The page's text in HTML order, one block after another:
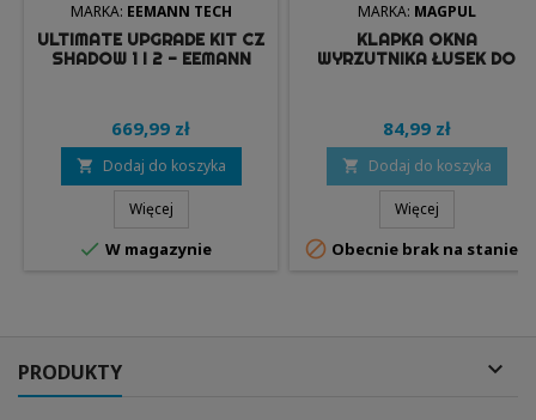
MARKA: EEMANN TECH
ULTIMATE UPGRADE KIT CZ
SHADOW 1 I 2 - EEMANN
669,99 zł
 Dodaj do koszyka
Więcej
 W magazynie
MARKA: MAGPUL
KLAPKA OKNA
WYRZUTNIKA ŁUSEK DO
84,99 zł
 Dodaj do koszyka
Więcej
 Obecnie brak na stanie
PRODUKTY 